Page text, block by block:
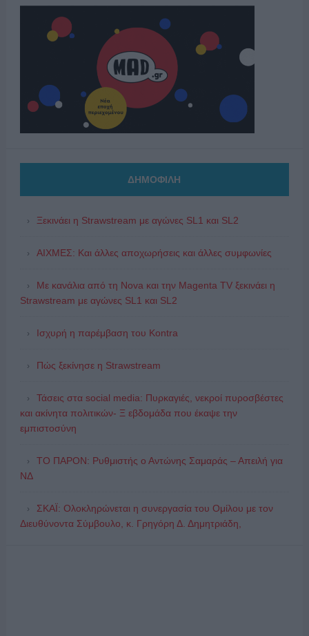
ΔΗΜΟΦΙΛΗ
Ξεκινάει η Strawstream με αγώνες SL1 και SL2
ΑΙΧΜΕΣ: Και άλλες αποχωρήσεις και άλλες συμφωνίες
Με κανάλια από τη Nova και την Magenta TV ξεκινάει η
Strawstream με αγώνες SL1 και SL2
Ισχυρή η παρέμβαση του Kontra
Πώς ξεκίνησε η Strawstream
Τάσεις στα social media: Πυρκαγιές, νεκροί πυροσβέστες
και ακίνητα πολιτικών- Ξ εβδομάδα που έκαψε την
εμπιστοσύνη
ΤΟ ΠΑΡΟΝ: Ρυθμιστής ο Αντώνης Σαμαράς – Απειλή για
ΝΔ
ΣΚΑΪ: Ολοκληρώνεται η συνεργασία του Ομίλου με τον
Διευθύνοντα Σύμβουλο, κ. Γρηγόρη Δ. Δημητριάδη,